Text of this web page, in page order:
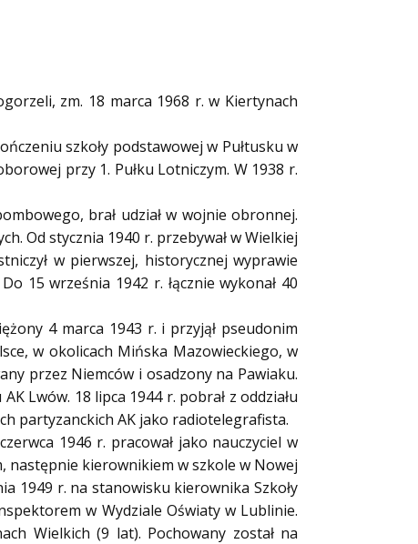
zm. 18 marca 1968 r. w Kiertynach
szkoły podstawowej w Pułtusku w
przy 1. Pułku Lotniczym. W 1938 r.
brał udział w wojnie obronnej.
Od stycznia 1940 r. przebywał w Wielkiej
w pierwszej, historycznej wyprawie
15 września 1942 r. łącznie wykonał 40
4 marca 1943 r. i przyjął pseudonim
w okolicach Mińska Mazowieckiego, w
przez Niemców i osadzony na Pawiaku.
Lwów. 18 lipca 1944 r. pobrał z oddziału
partyzanckich AK jako radiotelegrafista.
1946 r. pracował jako nauczyciel w
następnie kierownikiem w szkole w Nowej
1949 r. na stanowisku kierownika Szkoły
w Wydziale Oświaty w Lublinie.
Wielkich (9 lat). Pochowany został na